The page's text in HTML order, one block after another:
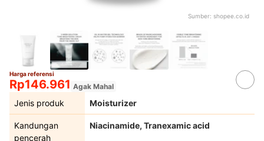
Sumber: shopee.co.id
Harga referensi
Rp146.961 Agak Mahal
Jenis produk Moisturizer
Kandungan
pencerah
Niacinamide, Tranexamic acid